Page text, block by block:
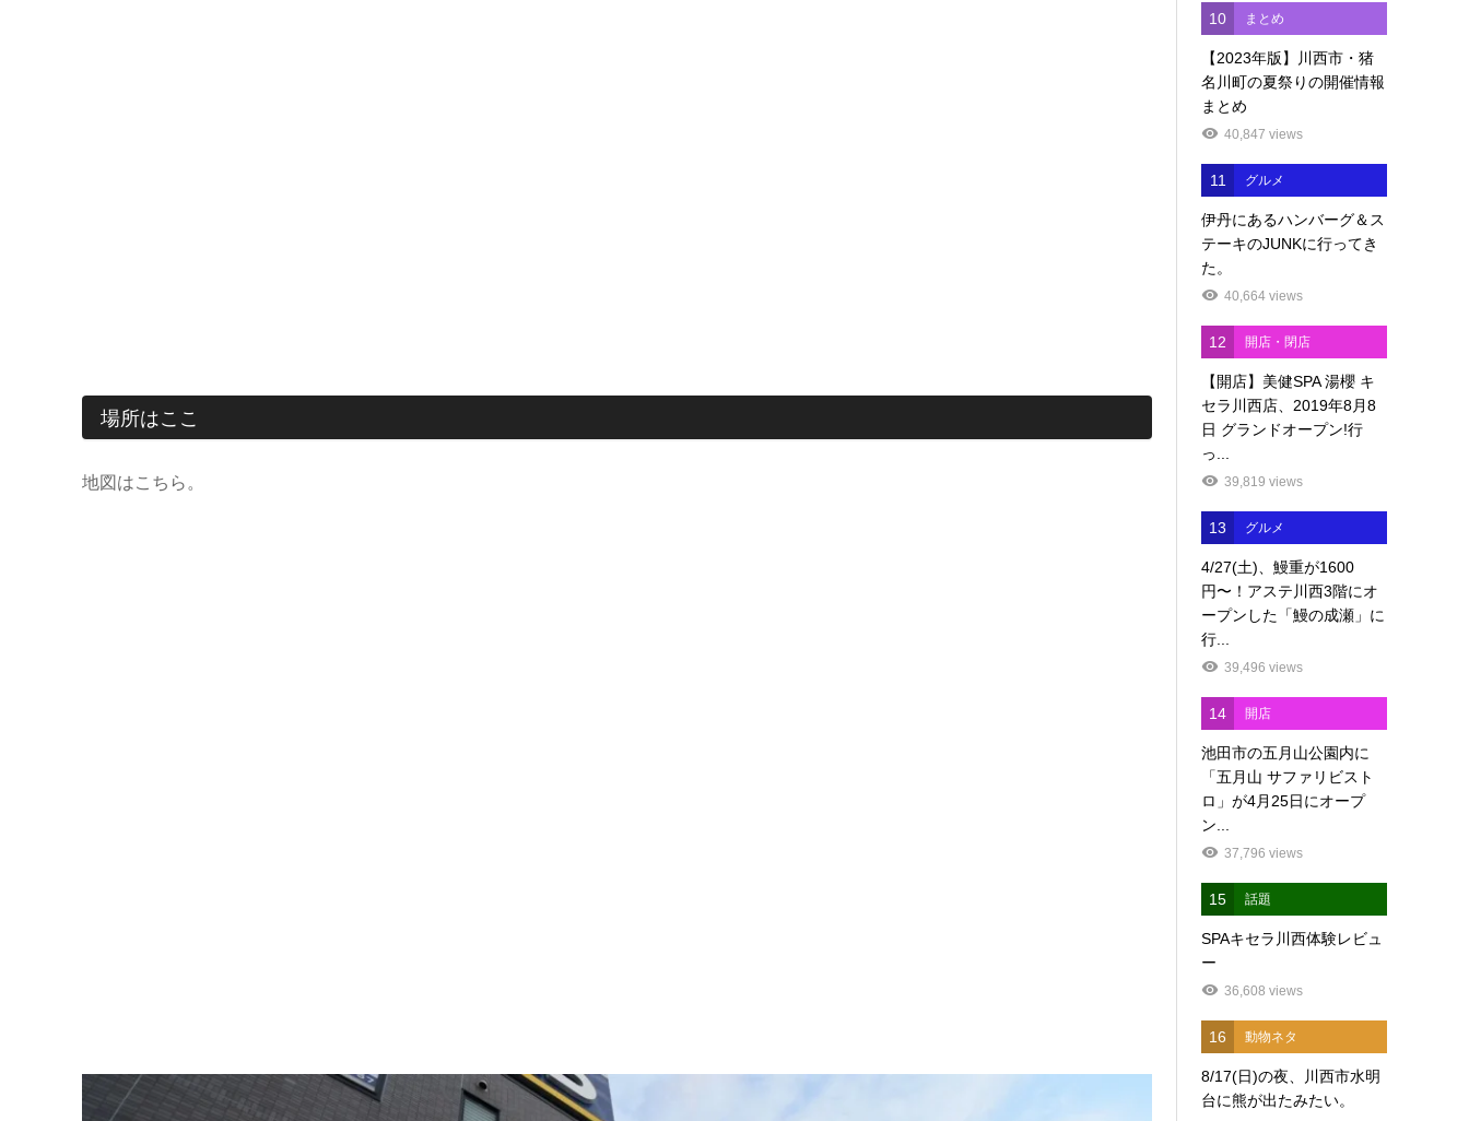
場所はここ
地図はこちら。
10 まとめ
【2023年版】川西市・猪
名川町の夏祭りの開催情報
まとめ
40,847 views
11 グルメ
伊丹にあるハンバーグ＆ス
テーキのJUNKに行ってき
た。
40,664 views
12 開店・閉店
【開店】美健SPA 湯櫻 キ
セラ川西店、2019年8月8
日 グランドオープン!行
っ...
39,819 views
13 グルメ
4/27(土)、鰻重が1600
円〜！アステ川西3階にオ
ープンした「鰻の成瀬」に
行...
39,496 views
14 開店
池田市の五月山公園内に
「五月山 サファリビスト
ロ」が4月25日にオープ
ン...
37,796 views
15 話題
SPAキセラ川西体験レビュ
ー
36,608 views
16 動物ネタ
8/17(日)の夜、川西市水明
台に熊が出たみたい。